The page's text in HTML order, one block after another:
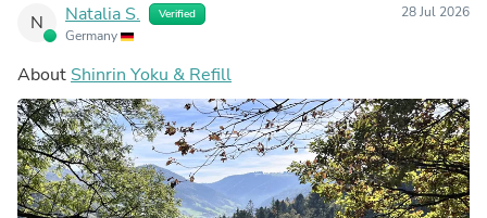
N Natalia S. Verified
Germany
28 Jul 2026
About Shinrin Yoku & Refill